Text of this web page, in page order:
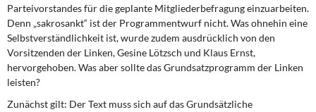
Parteivorstandes für die geplante Mitgliederbefragung einzuarbeiten.
Denn „sakrosankt“ ist der Programmentwurf nicht. Was ohnehin eine
Selbstverständlichkeit ist, wurde zudem ausdrücklich von den
Vorsitzenden der Linken, Gesine Lötzsch und Klaus Ernst,
hervorgehoben. Was aber sollte das Grundsatzprogramm der Linken
leisten?
Zunächst gilt: Der Text muss sich auf das Grundsätzliche